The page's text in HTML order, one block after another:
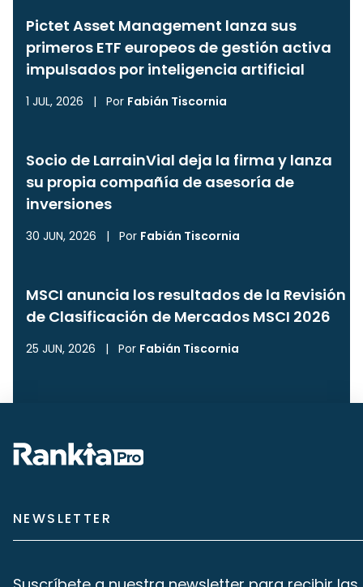
Pictet Asset Management lanza sus
primeros ETF europeos de gestión activa
impulsados por inteligencia artificial
1 JUL, 2026 | Por Fabián Tiscornia
Socio de LarrainVial deja la firma y lanza
su propia compañía de asesoría de
inversiones
30 JUN, 2026 | Por Fabián Tiscornia
MSCI anuncia los resultados de la Revisión
de Clasificación de Mercados MSCI 2026
25 JUN, 2026 | Por Fabián Tiscornia
NEWSLETTER